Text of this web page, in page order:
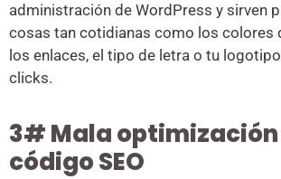
administración de WordPress y sirven
cosas tan cotidianas como los colores
los enlaces, el tipo de letra o tu
clicks.
3# Mala optimización
código SEO